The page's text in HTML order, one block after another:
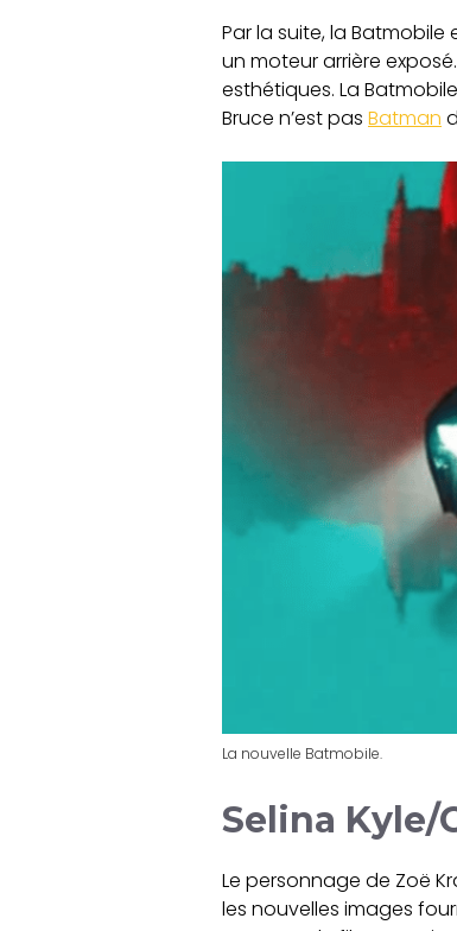
Par la suite, la
un moteur arrière
esthétiques. La
Bruce n’est pas Batman
La nouvelle Batmobile.
Selina Kyle/
Le personnage de Zoë
les nouvelles images